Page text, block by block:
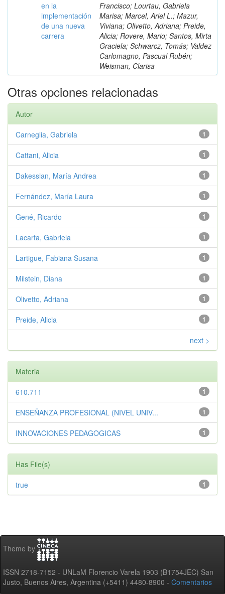
en la
implementación
de una nueva
carrera
Francisco; Lourtau, Gabriela
Marisa; Marcel, Ariel L.; Mazur,
Viviana; Olivetto, Adriana; Preide,
Alicia; Rovere, Mario; Santos, Mirta
Graciela; Schwarcz, Tomás; Valdez
Carlomagno, Pascual Rubén;
Weisman, Clarisa
Otras opciones relacionadas
Autor
1
Carneglia, Gabriela
1
Cattani, Alicia
1
Dakessian, María Andrea
1
Fernández, María Laura
1
Gené, Ricardo
1
Lacarta, Gabriela
1
Lartigue, Fabiana Susana
1
Milstein, Diana
1
Olivetto, Adriana
1
Preide, Alicia
next >
Materia
1
610.711
1
ENSEÑANZA PROFESIONAL (NIVEL UNIV...
1
INNOVACIONES PEDAGOGICAS
Has File(s)
1
true
Theme by
ISSN 2718-7152 - UNLaM Florencio Varela 1903 (B1754JEC) San
Justo, Buenos Aires, Argentina (+5411) 4480-8900 - Comentarios